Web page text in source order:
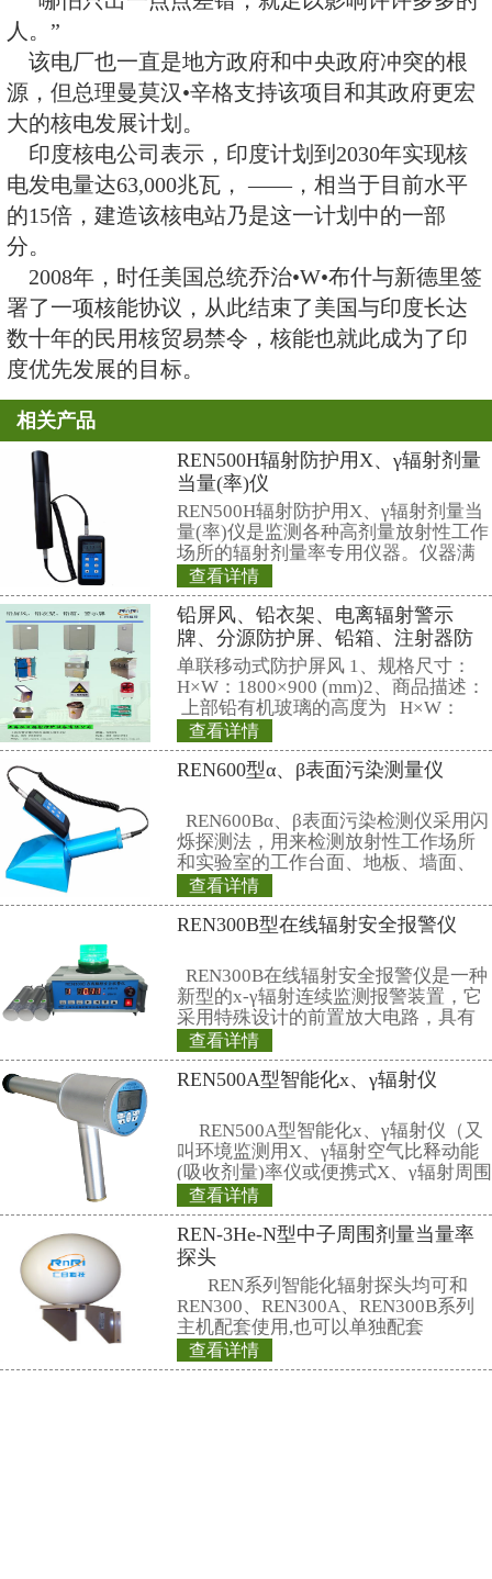
评估和核废料处理的详细报告。
该电厂是印度希望建造的电厂之
2030年核电发电量达到63,000兆瓦
水平的15倍。
反对者称，该电站位于地震敏感
日本福岛核事故一样的灾难，那将
区成千上万人丧生。
该电厂附近的大部分人口是渔民
该电厂会影响海洋生物。
绿色和平组织的反核活动家卡鲁
新社记者说，“已建成的反应堆还
决。法院在批准启动核电站前必
都已妥善处理”。
“哪怕只出一点点差错，就足以
人。”
该电厂也一直是地方政府和中央
源，但总理曼莫汉•辛格支持该项
大的核电发展计划。
印度核电公司表示，印度计划到
电发电量达63,000兆瓦， ——，相
的15倍，建造该核电站乃是这一计
2008年，时任美国总统乔治•W•
署了一项核能协议，从此结束了美
数十年的民用核贸易禁令，核能也
度优先发展的目标。
相关产品
REN500H辐射防
当量(率)仪
REN500H辐射防护
量(率)仪是监测各
场所的辐射剂量率